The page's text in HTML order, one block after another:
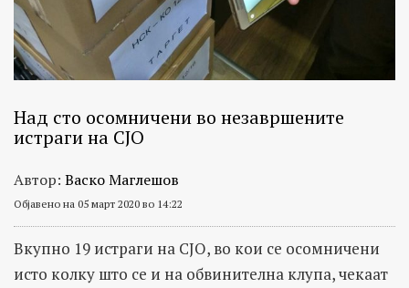
Над сто осомничени во незавршените
истраги на СЈО
Автор: Васко Маглешов
Објавено на 05 март 2020 во 14:22
Вкупно 19 истраги на СЈО, во кои се осомничени
исто колку што се и на обвинителна клупа, чекаат